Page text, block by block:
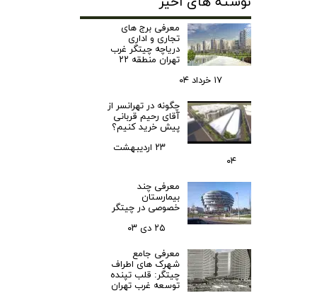
معرفی برج های
تجاری و اداری
دریاچه چیتگر غرب
تهران منطقه ۲۲
۱۷ خرداد ۰۴
چگونه در تهرانسر از
آقای رحیم قربانی
پیش خرید کنیم؟
۲۳ اردیبهشت
۰۴
معرفی چند
بیمارستان
خصوصی در چیتگر
۲۵ دی ۰۳
معرفی جامع
شهرک‌ های اطراف
چیتگر: قلب تپنده
توسعه غرب تهران